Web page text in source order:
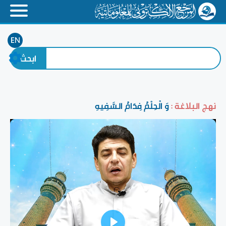
EN
نهج البلاغة :وَ الْحِلْمُ فِدَامُ السَّفِيهِ